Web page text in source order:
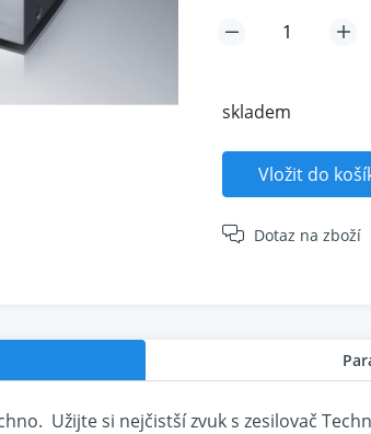
skladem
Vložit do
Dotaz na zboží
Užijte si nejčistší zvuk s zesilovač